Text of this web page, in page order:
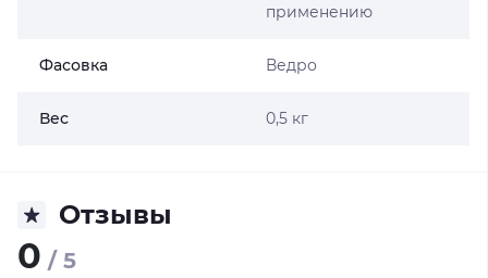
применению
Фасовка Ведро
Вес 0,5 кг
Отзывы
0 / 5